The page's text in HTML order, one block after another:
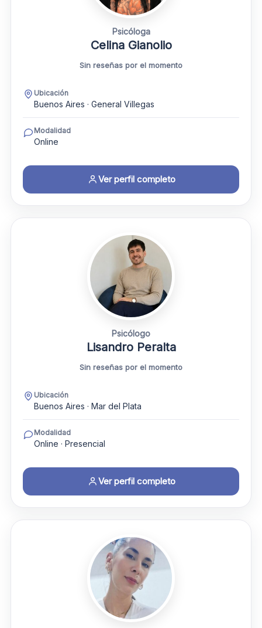
Psicóloga
Celina Gianolio
Sin reseñas por el momento
Ubicación
Buenos Aires · General Villegas
Modalidad
Online
Ver perfil completo
Psicólogo
Lisandro Peralta
Sin reseñas por el momento
Ubicación
Buenos Aires · Mar del Plata
Modalidad
Online · Presencial
Ver perfil completo